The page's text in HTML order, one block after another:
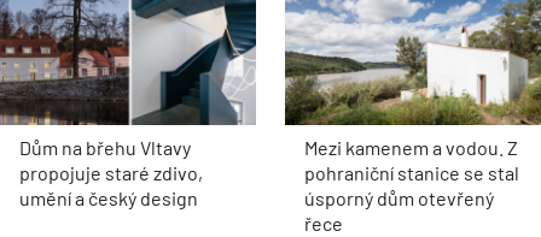
Dům na břehu Vltavy
propojuje staré zdivo,
umění a český design
Mezi kamenem a vodou. Z
pohraniční stanice se stal
úsporný dům otevřený
řece